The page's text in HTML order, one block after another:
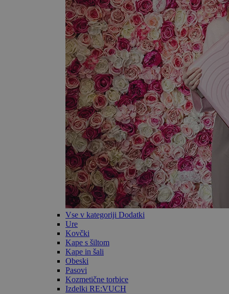
Vse v kategoriji Dodatki
Ure
Kovčki
Kape s šiltom
Kape in šali
Obeski
Pasovi
Kozmetične torbice
Izdelki RE:VUCH